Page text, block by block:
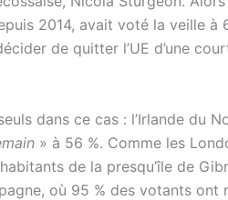
2014, avait voté la veille à
de quitter l’UE d’une
dans ce cas : l’Irlande du
» à 56 %. Comme les
de la presqu’île de
où 95 % des votants ont